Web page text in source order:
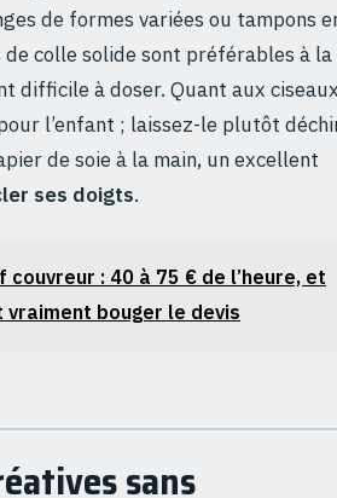
de formes variées ou tampons
de colle solide sont préférables à la
difficile à doser. Quant aux
l’enfant ; laissez-le plutôt
de soie à la main, un excellent
ses doigts.
couvreur : 40 à 75 € de l’heure, et
bouger le devis
sans